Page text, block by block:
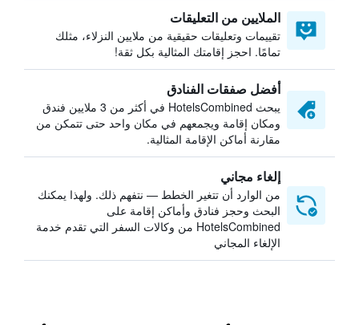
الملايين من التعليقات
تقييمات وتعليقات حقيقية من ملايين النزلاء، مثلك
تمامًا. احجز إقامتك المثالية بكل ثقة!
أفضل صفقات الفنادق
يبحث HotelsCombined في أكثر من 3 ملايين فندق
ومكان إقامة ويجمعهم في مكان واحد حتى تتمكن من
مقارنة أماكن الإقامة المثالية.
إلغاء مجاني
من الوارد أن تتغير الخطط — نتفهم ذلك. ولهذا يمكنك
البحث وحجز فنادق وأماكن إقامة على
HotelsCombined من وكالات السفر التي تقدم خدمة
الإلغاء المجاني